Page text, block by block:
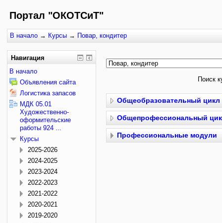
Портал "ОКОТСиТ"
В начало → Курсы → Повар, кондитер
Поиск
Общеобразовательный цикл
Общепрофессиональный
Профессиональные модули
Навигация
В начало
Объявления сайта
Логистика запасов
МДК 05.01
Художественно-
оформительские
работы 924 ...
Курсы
2025-2026
2024-2025
2023-2024
2022-2023
2021-2022
2020-2021
2019-2020